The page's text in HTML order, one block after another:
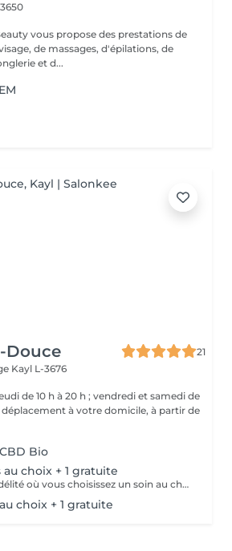
vous propose des prestations de
de massages, d'épilations, de
et d...
Douce
21
Kayl L-3676
20 h ; vendredi et samedi de
déplacement à votre domicile, à partir de
Bio
au choix + 1 gratuite
c 'est une carte de Fidélité où vous choisissez un soin au choix pour 800 euros les 10 séances + la 11ème est gratuite ! (la carte est payée à l 'avance)
choix + 1 gratuite